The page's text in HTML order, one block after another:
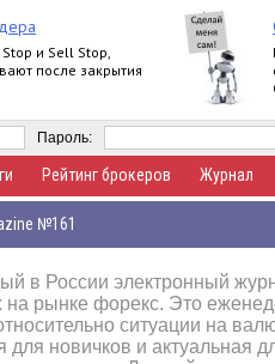
и Sell Stop,
после закрытия
Пароль:
Рейтинг брокеров Журнал
№161
в России электронный
рынке форекс. Это
ситуации на
новичков и актуальная